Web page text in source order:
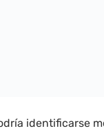
identificarse